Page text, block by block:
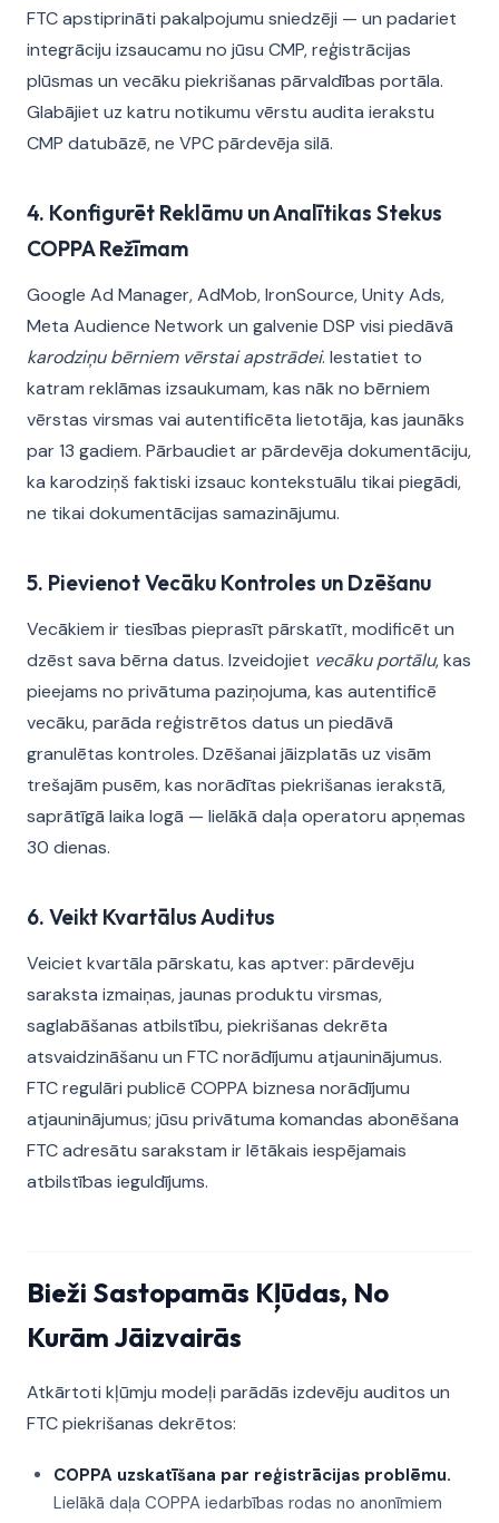
FTC apstiprināti pakalpojumu sniedzēji — un padariet
integrāciju izsaucamu no jūsu CMP, reģistrācijas
plūsmas un vecāku piekrišanas pārvaldības portāla.
Glabājiet uz katru notikumu vērstu audita ierakstu
CMP datubāzē, ne VPC pārdevēja silā.
4. Konfigurēt Reklāmu un Analītikas Stekus
COPPA Režīmam
Google Ad Manager, AdMob, IronSource, Unity Ads,
Meta Audience Network un galvenie DSP visi piedāvā
karodziņu bērniem vērstai apstrādei. Iestatiet to
katram reklāmas izsaukumam, kas nāk no bērniem
vērstas virsmas vai autentificēta lietotāja, kas jaunāks
par 13 gadiem. Pārbaudiet ar pārdevēja dokumentāciju,
ka karodziņš faktiski izsauc kontekstuālu tikai piegādi,
ne tikai dokumentācijas samazinājumu.
5. Pievienot Vecāku Kontroles un Dzēšanu
Vecākiem ir tiesības pieprasīt pārskatīt, modificēt un
dzēst sava bērna datus. Izveidojiet vecāku portālu, kas
pieejams no privātuma paziņojuma, kas autentificē
vecāku, parāda reģistrētos datus un piedāvā
granulētas kontroles. Dzēšanai jāizplatās uz visām
trešajām pusēm, kas norādītas piekrišanas ierakstā,
saprātīgā laika logā — lielākā daļa operatoru apņemas
30 dienas.
6. Veikt Kvartālus Auditus
Veiciet kvartāla pārskatu, kas aptver: pārdevēju
saraksta izmaiņas, jaunas produktu virsmas,
saglabāšanas atbilstību, piekrišanas dekrēta
atsvaidzināšanu un FTC norādījumu atjauninājumus.
FTC regulāri publicē COPPA biznesa norādījumu
atjauninājumus; jūsu privātuma komandas abonēšana
FTC adresātu sarakstam ir lētākais iespējamais
atbilstības ieguldījums.
Bieži Sastopamās Kļūdas, No
Kurām Jāizvairās
Atkārtoti kļūmju modeļi parādās izdevēju auditos un
FTC piekrišanas dekrētos:
COPPA uzskatīšana par reģistrācijas problēmu.
Lielākā daļa COPPA iedarbības rodas no anonīmiem